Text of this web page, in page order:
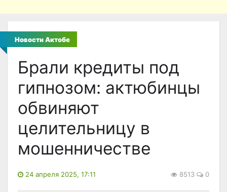
Новости Актобе
Брали кредиты под
гипнозом: актюбинцы
обвиняют
целительницу в
мошенничестве
24 апреля 2025, 17:11 8513 0